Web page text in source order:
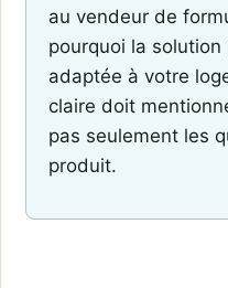
au vendeur de
pourquoi la
adaptée à votre
claire doit
pas seulement les
produit.